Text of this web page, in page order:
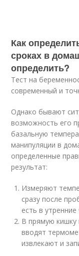
Как
сроках в
определить?
Тест на
современный и
Однако бывают
возможность его
базальную
манипуляции в
определенные
результат:
Измеряют
сразу после
есть в
В прямую кишку
вводят
извлекают и